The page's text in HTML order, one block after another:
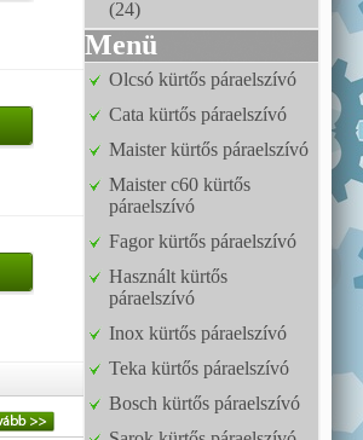
(24)
Menü
Olcsó kürtős páraelszívó
Cata kürtős páraelszívó
Maister kürtős páraelszívó
Maister c60 kürtős
páraelszívó
Fagor kürtős páraelszívó
Használt kürtős
páraelszívó
Inox kürtős páraelszívó
Teka kürtős páraelszívó
Bosch kürtős páraelszívó